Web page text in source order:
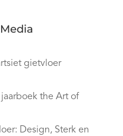
gietvloer
the Art of
Design, Sterk en
Media